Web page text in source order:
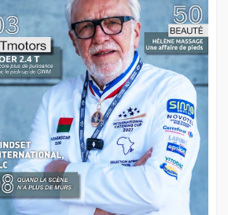
on pourrait s'arrêter là, applaudir et
chez soi satisfait. Mais ce serait
à côté d'une chose essentielle. La
ça brûle fort — et parfois, ça brûle
Une flamme sans direction peut
autant qu'elle peut consumer. C'est
que les aînés entrent en scène — pas
reprendre le gouvernail, mais pour
où sont les récifs. Les jeunes ont la
les vieux ont l'expérience, comme on
Ce n'est pas un combat de générations
une question d'équipage. Partagez
réussites, mais aussi vos échecs. Surtout
échecs, d'ailleurs — ils enseignent
que n'importe quel manuel. À